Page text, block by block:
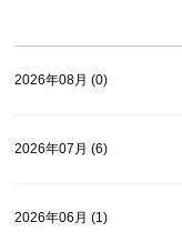
2026年08月 (0)
2026年07月 (6)
2026年06月 (1)